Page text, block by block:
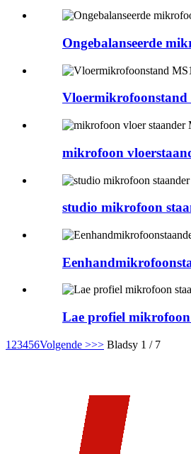
Ongebalanseerde
Vloermikrofoonstand
mikrofoon
studio mikrofoon
Lae profiel
1 23456Volgende >>> Bladsy 1 / 7